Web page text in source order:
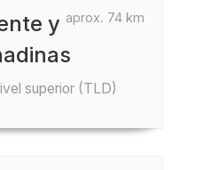
aprox. 74 km
y
superior (TLD)